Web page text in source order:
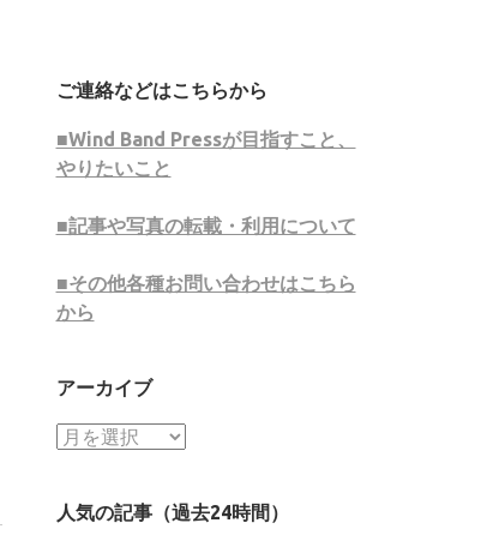
ご連絡などはこちらから
■Wind Band Pressが目指すこと、
やりたいこと
■記事や写真の転載・利用について
■その他各種お問い合わせはこちら
から
アーカイブ
ア
イ
人気の記事（過去24時間）